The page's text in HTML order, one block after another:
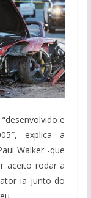
e
explica a
Walker -que
aceito rodar a
ia junto do